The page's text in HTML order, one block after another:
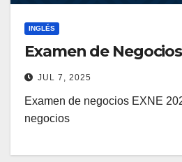
INGLÉS
Examen de Negocios
JUL 7, 2025
Examen de negocios EXNE
negocios